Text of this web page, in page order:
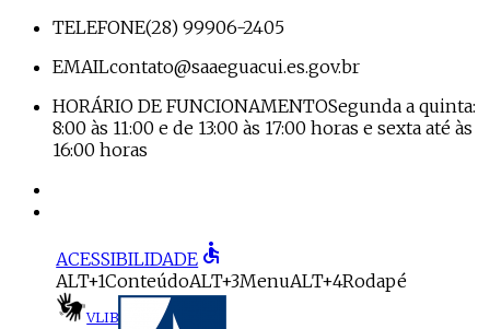
TELEFONE(28) 99906-2405
EMAILcontato@saaeguacui.es.gov.br
HORÁRIO DE FUNCIONAMENTOSegunda a quinta:
8:00 às 11:00 e de 13:00 às 17:00 horas e sexta até às
16:00 horas
ACESSIBILIDADE accessible
ALT+1ConteúdoALT+3MenuALT+4Rodapé
VLIBRAS